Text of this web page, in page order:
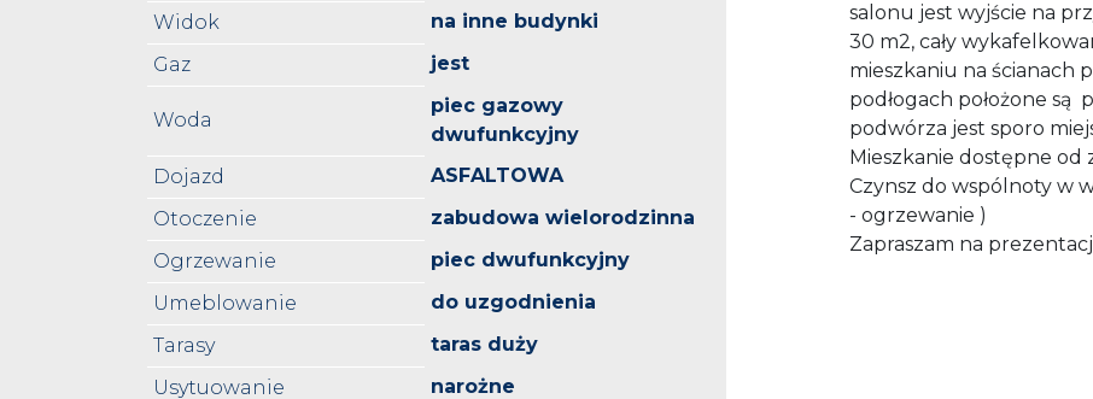
Widok
na inne budynki
Gaz
jest
Woda
piec gazowy
dwufunkcyjny
Dojazd
ASFALTOWA
Otoczenie
zabudowa wielorodzinna
Ogrzewanie
piec dwufunkcyjny
Umeblowanie
do uzgodnienia
Tarasy
taras duży
Usytuowanie
narożne
salonu jest wyjście na
30 m2, cały
mieszkaniu na ścianach
podłogach położone
podwórza jest sporo
Mieszkanie dostępne od
Czynsz do wspólnoty w
- ogrzewanie )
Zapraszam na